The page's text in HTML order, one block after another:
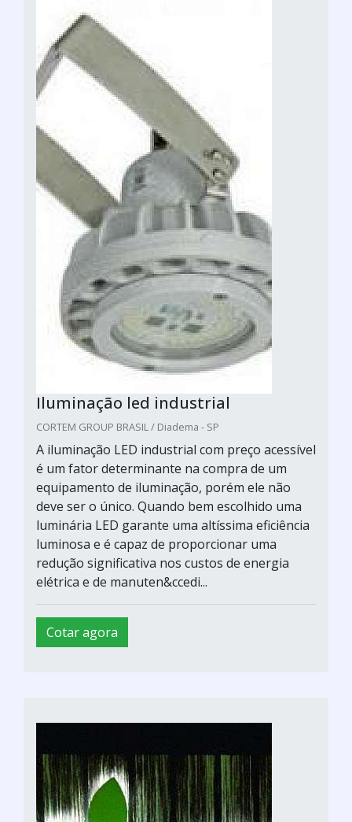
Iluminação led industrial
CORTEM GROUP BRASIL / Diadema - SP
A iluminação LED industrial com preço acessível
é um fator determinante na compra de um
equipamento de iluminação, porém ele não
deve ser o único. Quando bem escolhido uma
luminária LED garante uma altíssima eficiência
luminosa e é capaz de proporcionar uma
redução significativa nos custos de energia
elétrica e de manuten&ccedi...
Cotar agora